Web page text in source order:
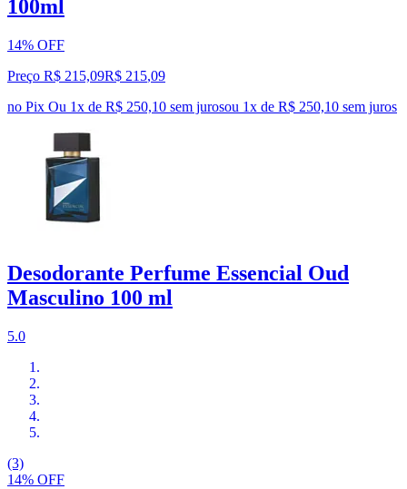
100ml
14% OFF
Preço R$ 215,09R$ 215,09
no Pix Ou 1x de R$ 250,10 sem jurosou 1x de R$ 250,10 sem juros
Desodorante Perfume Essencial Oud
Masculino 100 ml
5.0
(3)
14% OFF